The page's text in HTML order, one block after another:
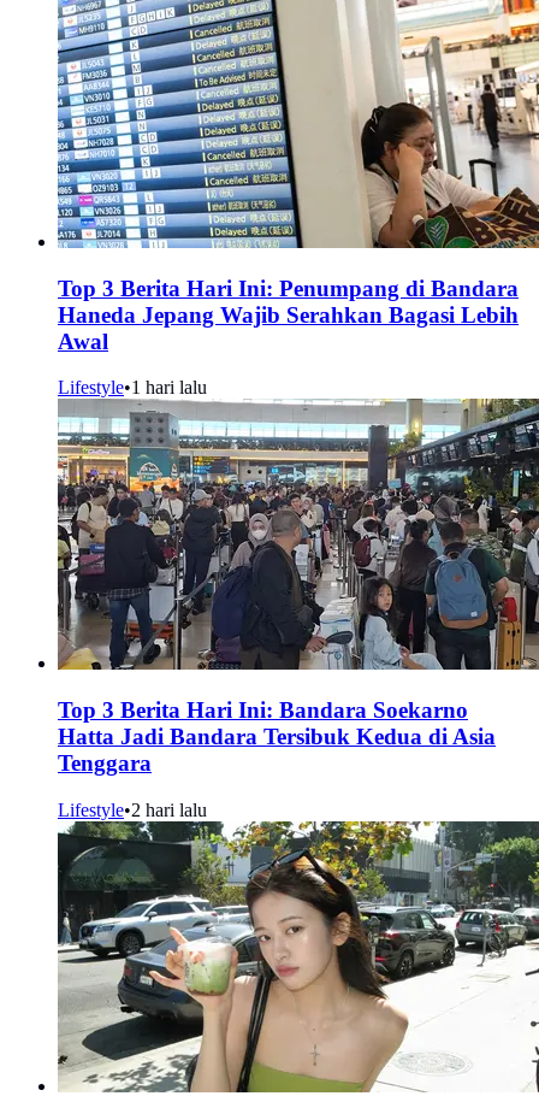
Top 3 Berita Hari Ini: Penumpang di Bandara
Haneda Jepang Wajib Serahkan Bagasi Lebih
Awal
Lifestyle•1 hari lalu
Top 3 Berita Hari Ini: Bandara Soekarno
Hatta Jadi Bandara Tersibuk Kedua di Asia
Tenggara
Lifestyle•2 hari lalu